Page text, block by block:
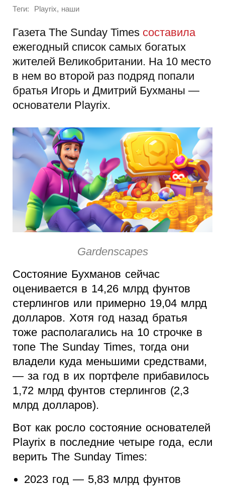
Теги: Playrix, наши
Газета The Sunday Times составила
ежегодный список самых богатых
жителей Великобритании. На 10 место
в нем во второй раз подряд попали
братья Игорь и Дмитрий Бухманы —
основатели Playrix.
Gardenscapes
Состояние Бухманов сейчас
оценивается в 14,26 млрд фунтов
стерлингов или примерно 19,04 млрд
долларов. Хотя год назад братья
тоже располагались на 10 строчке в
топе The Sunday Times, тогда они
владели куда меньшими средствами,
— за год в их портфеле прибавилось
1,72 млрд фунтов стерлингов (2,3
млрд долларов).
Вот как росло состояние основателей
Playrix в последние четыре года, если
верить The Sunday Times:
2023 год — 5,83 млрд фунтов